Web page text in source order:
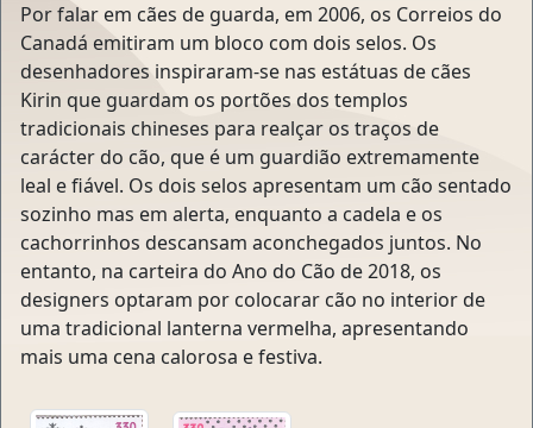
Por falar em cães de guarda, em 2006, os Correios do
Canadá emitiram um bloco com dois selos. Os
desenhadores inspiraram-se nas estátuas de cães
Kirin que guardam os portões dos templos
tradicionais chineses para realçar os traços de
carácter do cão, que é um guardião extremamente
leal e fiável. Os dois selos apresentam um cão sentado
sozinho mas em alerta, enquanto a cadela e os
cachorrinhos descansam aconchegados juntos. No
entanto, na carteira do Ano do Cão de 2018, os
designers optaram por colocarar cão no interior de
uma tradicional lanterna vermelha, apresentando
mais uma cena calorosa e festiva.